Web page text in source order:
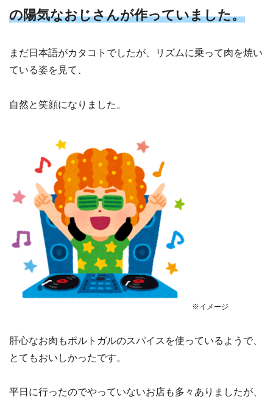
の陽気なおじさんが作っていました。
まだ日本語がカタコトでしたが、リズムに乗って肉を焼い
ている姿を見て、
自然と笑顔になりました。
※イメージ
肝心なお肉もポルトガルのスパイスを使っているようで、
とてもおいしかったです。
平日に行ったのでやっていないお店も多々ありましたが、